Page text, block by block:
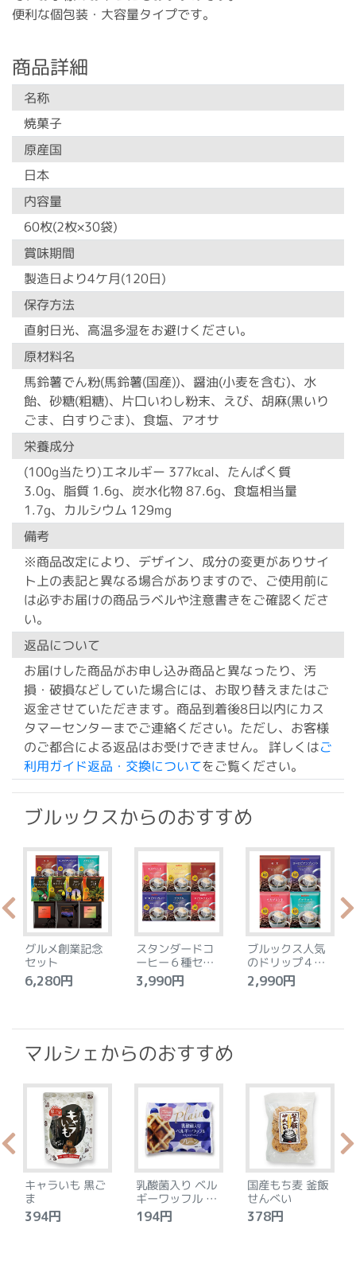
便利な個包装・大容量タイプです。
商品詳細
名称
焼菓子
原産国
日本
内容量
60枚(2枚×30袋)
賞味期間
製造日より4ケ月(120日)
保存方法
直射日光、高温多湿をお避けください。
原材料名
馬鈴薯でん粉(馬鈴薯(国産))、醤油(小麦を含む)、水
飴、砂糖(粗糖)、片口いわし粉末、えび、胡麻(黒いり
ごま、白すりごま)、食塩、アオサ
栄養成分
(100g当たり)エネルギー 377kcal、たんぱく質
3.0g、脂質 1.6g、炭水化物 87.6g、食塩相当量
1.7g、カルシウム 129mg
備考
※商品改定により、デザイン、成分の変更がありサイ
ト上の表記と異なる場合がありますので、ご使用前に
は必ずお届けの商品ラベルや注意書きをご確認くださ
い。
返品について
お届けした商品がお申し込み商品と異なったり、汚
損・破損などしていた場合には、お取り替えまたはご
返金させていただきます。商品到着後8日以内にカス
タマーセンターまでご連絡ください。ただし、お客様
のご都合による返品はお受けできません。 詳しくはご
利用ガイド返品・交換についてをご覧ください。
ブルックスからのおすすめ
グルメ創業記念
セット
6,280円
スタンダードコ
ーヒー６種セッ
ト
3,990円
ブルックス人気
のドリップ４種
セット
2,990円
マルシェからのおすすめ
キャラいも 黒ご
ま
394円
乳酸菌入り ベル
ギーワッフル プ
レーン
194円
国産もち麦 釜飯
せんべい
378円